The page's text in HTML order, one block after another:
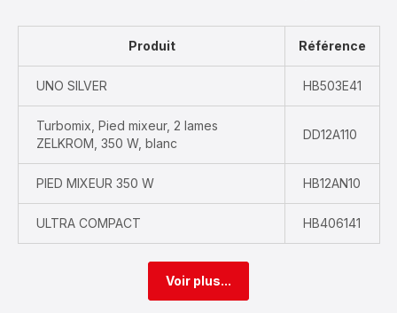
Produit Référence
UNO SILVER HB503E41
Turbomix, Pied mixeur, 2 lames
ZELKROM, 350 W, blanc
DD12A110
PIED MIXEUR 350 W HB12AN10
ULTRA COMPACT HB406141
Voir plus...